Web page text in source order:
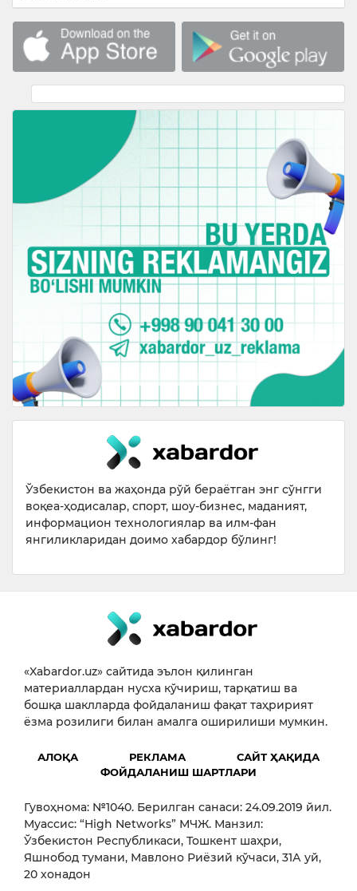
Ўзбекистон ва жаҳонда рўй бераётган энг сўнгги
воқеа-ҳодисалар, спорт, шоу-бизнес, маданият,
информацион технологиялар ва илм-фан
янгиликларидан доимо хабардор бўлинг!
«Xabardor.uz» сайтида эълон қилинган
материаллардан нусха кўчириш, тарқатиш ва
бошқа шаклларда фойдаланиш фақат таҳририят
ёзма розилиги билан амалга оширилиши мумкин.
АЛОҚА РЕКЛАМА
САЙТ ҲАҚИДА
ФОЙДАЛАНИШ ШАРТЛАРИ
Гувоҳнома: №1040. Берилган санаси: 24.09.2019 йил.
Муассис: “High Networks” МЧЖ. Манзил:
Ўзбекистон Республикаси, Тошкент шаҳри,
Яшнобод тумани, Мавлоно Риёзий кўчаси, 31А уй,
20 хонадон